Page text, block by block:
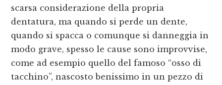
scarsa considerazione della propria
dentatura, ma quando si perde un dente,
quando si spacca o comunque si danneggia in
modo grave, spesso le cause sono improvvise,
come ad esempio quello del famoso “osso di
tacchino”, nascosto benissimo in un pezzo di